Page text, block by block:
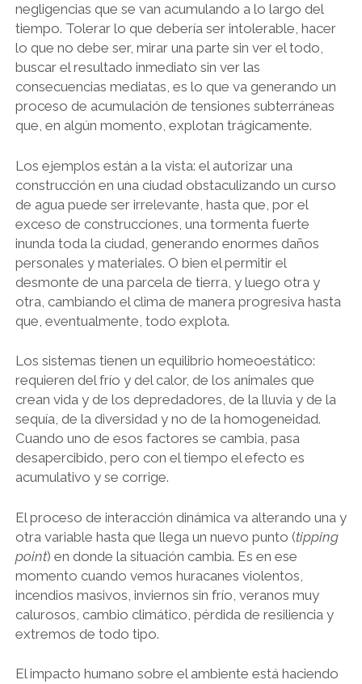
negligencias que se van acumulando a lo largo del
tiempo. Tolerar lo que debería ser intolerable, hacer
lo que no debe ser, mirar una parte sin ver el todo,
buscar el resultado inmediato sin ver las
consecuencias mediatas, es lo que va generando un
proceso de acumulación de tensiones subterráneas
que, en algún momento, explotan trágicamente.
Los ejemplos están a la vista: el autorizar una
construcción en una ciudad obstaculizando un curso
de agua puede ser irrelevante, hasta que, por el
exceso de construcciones, una tormenta fuerte
inunda toda la ciudad, generando enormes daños
personales y materiales. O bien el permitir el
desmonte de una parcela de tierra, y luego otra y
otra, cambiando el clima de manera progresiva hasta
que, eventualmente, todo explota.
Los sistemas tienen un equilibrio homeoestático:
requieren del frío y del calor, de los animales que
crean vida y de los depredadores, de la lluvia y de la
sequía, de la diversidad y no de la homogeneidad.
Cuando uno de esos factores se cambia, pasa
desapercibido, pero con el tiempo el efecto es
acumulativo y se corrige.
El proceso de interacción dinámica va alterando una y
otra variable hasta que llega un nuevo punto (tipping
point) en donde la situación cambia. Es en ese
momento cuando vemos huracanes violentos,
incendios masivos, inviernos sin frío, veranos muy
calurosos, cambio climático, pérdida de resiliencia y
extremos de todo tipo.
El impacto humano sobre el ambiente está haciendo